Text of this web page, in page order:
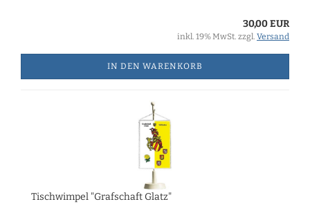
30,00 EUR
inkl. 19% MwSt. zzgl. Versand
IN DEN WARENKORB
Tischwimpel "Grafschaft Glatz"